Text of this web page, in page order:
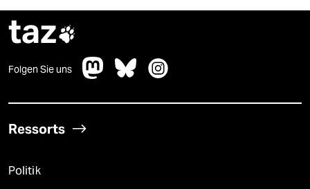
taz
Folgen Sie uns
Ressorts
Politik